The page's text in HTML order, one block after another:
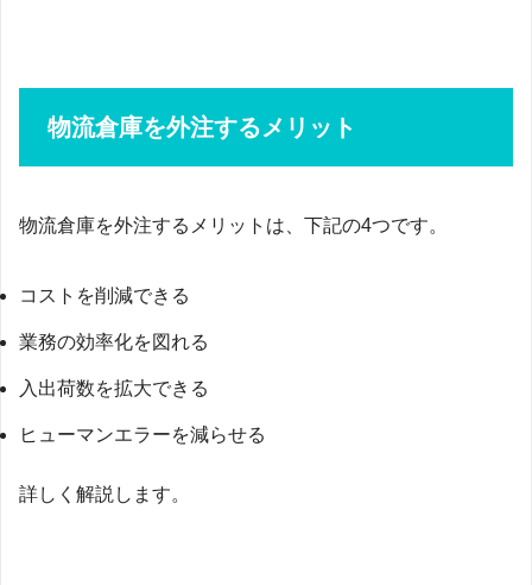
物流倉庫を外注するメリット
物流倉庫を外注するメリットは、下記の4つです。
コストを削減できる
業務の効率化を図れる
入出荷数を拡大できる
ヒューマンエラーを減らせる
詳しく解説します。